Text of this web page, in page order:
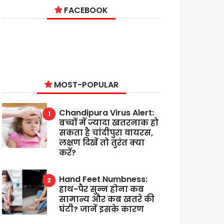
FACEBOOK
MOST-POPULAR
Chandipura Virus Alert:
बच्चों में ज्यादा खतरनाक हो
सकता है चांदीपुरा वायरस,
लक्षण दिखें तो तुरंत क्या
करें?
Hand Feet Numbness:
हाथ-पैर सुन्न होना कब
सामान्य और कब खतरे की
घंटी? जानें इसके कारण